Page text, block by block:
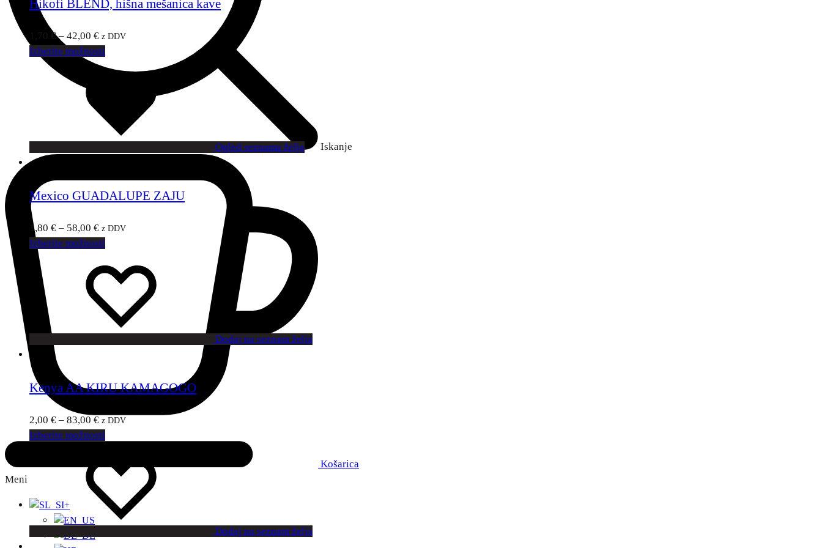
Iskanje
Košarica
Meni
+
Hikofi BLEND, hišna mešanica kave
1,70 €– 42,00 € z DDV
Izberite možnosti
Ogled seznama želja
Mexico GUADALUPE ZAJU
1,80 € – 58,00 € z DDV
Izberite možnosti
Dodaj na seznam želja
Kenya AA KIRU KAMAGOGO
2,00 € – 83,00 € z DDV
Izberite možnosti
Dodaj na seznam želja